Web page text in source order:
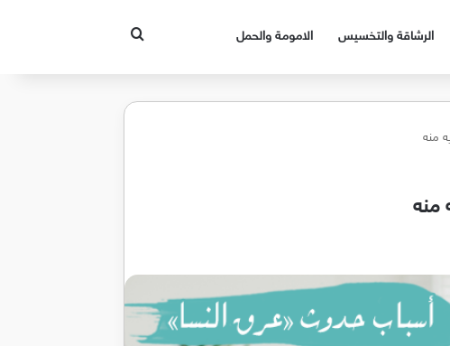
الرشاقة والتخسيس الامومة والحمل
منه
منه